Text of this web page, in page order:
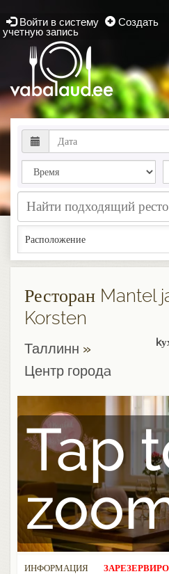
Войти в систему
Создать
учетную запись
Расположение
Ресторан Mantel
Korsten
Таллинн »
Центр городa
Tap
ИНФОРМАЦИЯ